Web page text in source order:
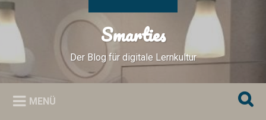
Smarties
Der Blog für digitale Lernkultur
MENÜ